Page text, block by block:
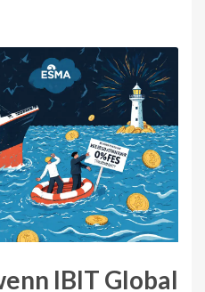
IBIT Global